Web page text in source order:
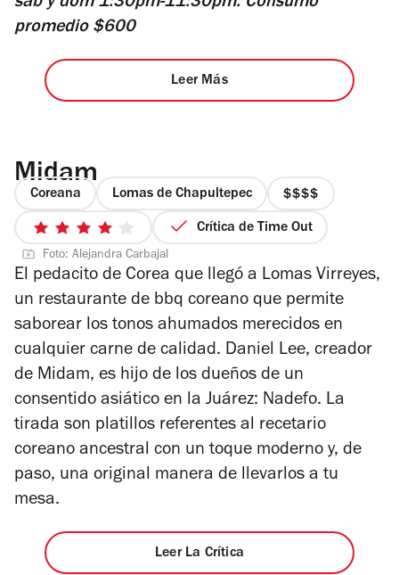
promedio $600
Leer Más
Midam
Coreana Lomas de Chapultepec
precio
4
4
de
5
estrellas
Crítica de Time Out
Foto: Alejandra Carbajal
El pedacito de Corea que llegó a Lomas Virreyes,
un restaurante de bbq coreano que permite
saborear los tonos ahumados merecidos en
cualquier carne de calidad. Daniel Lee, creador
de Midam, es hijo de los dueños de un
consentido asiático en la Juárez: Nadefo. La
tirada son platillos referentes al recetario
coreano ancestral con un toque moderno y, de
paso, una original manera de llevarlos a tu
mesa.
Leer La Crítica